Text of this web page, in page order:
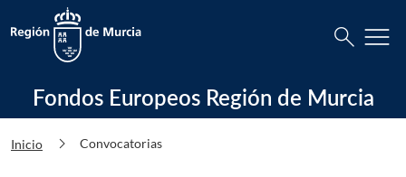
Fondos Europeos Región de Murcia
search menu
Fondos Europeos Región de Murcia
Inicio chevron_right Convocatorias